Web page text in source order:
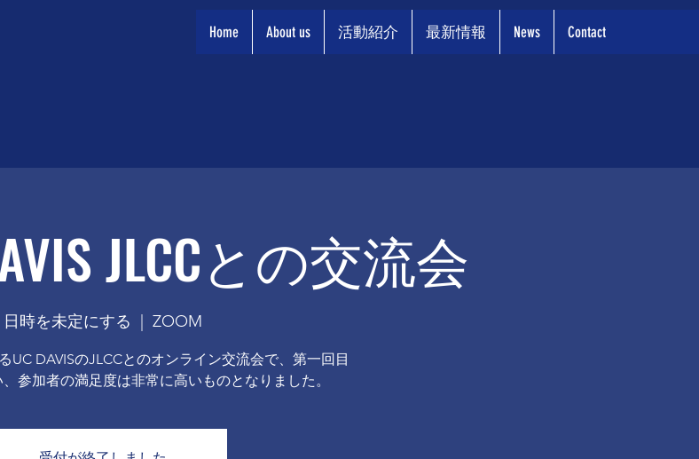
Home About us 活動紹介 最新情報 News Contact
JLCCとの交流会
日時を未定にする ZOOM
UC DAVISのJLCCとのオンライン交流会で、第一回目
参加者の満足度は非常に高いものとなりました。